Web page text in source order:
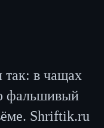
так: в чащах
фальшивый
Shriftik.ru